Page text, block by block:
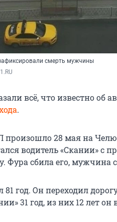
смерть мужчины
всё, что известно об
.
28 мая на
водитель «Скании» с
Фура сбила его, мужчина
год. Он переходил
31 год, из них 12 лет